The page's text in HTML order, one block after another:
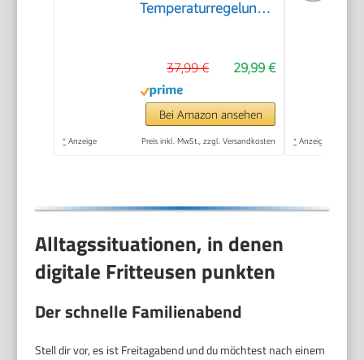
Temperaturregelung
Teile, Cool-Touch-
Gehäuse, Einfach zu
Reinigen, FR-9326
29,99 €
37,99 €
Bei Amazon ansehen
* Anzeige Preis inkl. MwSt., zzgl. Versandkosten * Anzeige
Alltagssituationen, in denen
digitale Fritteusen punkten
Der schnelle Familienabend
Stell dir vor, es ist Freitagabend und du möchtest nach einem